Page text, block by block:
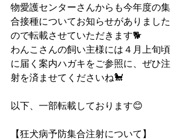
物愛護センターさんからも今年度の集
合接種についてお知らせがありました
ので転載させていただきます🐕
わんこさんの飼い主様には４月上旬頃
に届く案内ハガキをご参照に、ぜひ注
射を済ませてくださいね🐩
以下、一部転載しております😊
【狂犬病予防集合注射について】